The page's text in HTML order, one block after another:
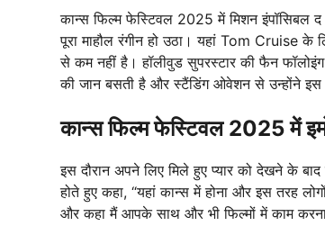
कान्स फिल्म फेस्टिवल 2025 में मिशन इंपॉसिबल
पूरा माहौल रंगीन हो उठा। यहां Tom Cruise के
से कम नहीं है। हॉलीवुड सुपरस्टार की फैन
की जान बसती है और स्टैंडिंग ओवेशन से उन्होंने इस
कान्स फिल्म फेस्टिवल 2025 में
इस दौरान अपने लिए मिले हुए प्यार को देखने के
होते हुए कहा, “यहां कान्स में होना और इस तरह
और कहा मैं आपके साथ और भी फिल्मों में काम